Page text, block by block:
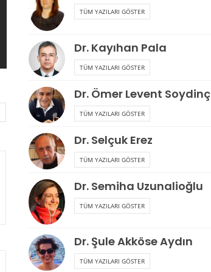
TÜM YAZILARI GÖSTER
Dr. Kayıhan Pala
TÜM YAZILARI GÖSTER
Dr. Ömer Levent Soydinç
TÜM YAZILARI GÖSTER
Dr. Selçuk Erez
TÜM YAZILARI GÖSTER
Dr. Semiha Uzunalioğlu
TÜM YAZILARI GÖSTER
Dr. Şule Akköse Aydın
TÜM YAZILARI GÖSTER